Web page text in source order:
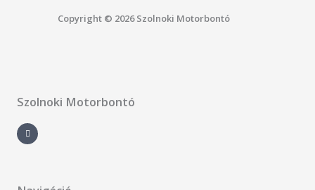
Copyright © 2026 Szolnoki Motorbontó
Szolnoki Motorbontó
a
c
e
-